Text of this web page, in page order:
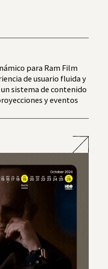
para Ram Film
de usuario fluida y
sistema de contenido
y eventos